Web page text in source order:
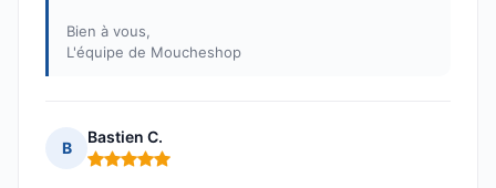
Bien à vous,
L'équipe de Moucheshop
B
Bastien C.
Note : 5 sur 5